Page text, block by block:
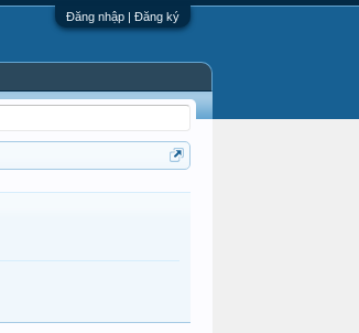
Đăng nhập | Đăng ký